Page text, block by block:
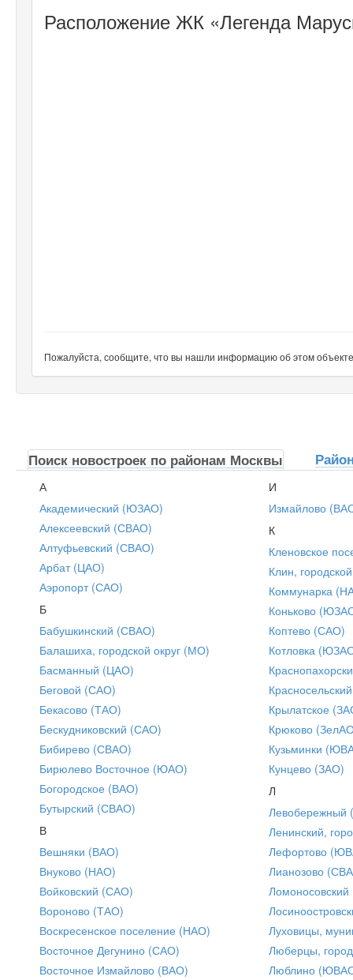
Расположение ЖК «Легенда
Пожалуйста, сообщите, что вы нашли информацию об этом
Поиск новостроек по районам Москвы
А
Академический (ЮЗАО)
Алексеевский (СВАО)
Алтуфьевский (СВАО)
Арбат (ЦАО)
Аэропорт (САО)
Б
Бабушкинский (СВАО)
Балашиха, городской округ (МО)
Басманный (ЦАО)
Беговой (САО)
Бекасово (ТАО)
Бескудниковский (САО)
Бибирево (СВАО)
Бирюлево Восточное (ЮАО)
Богородское (ВАО)
Бутырский (СВАО)
В
Вешняки (ВАО)
Внуково (НАО)
Войковский (САО)
Вороново (ТАО)
Воскресенское поселение (НАО)
Восточное Дегунино (САО)
Восточное Измайлово (ВАО)
И
Измайлово
К
Кленовское
Клин,
Коммунарка
Коньково
Коптево (САО)
Котловка
Крылатское
Крюково
Кузьминки
Кунцево (ЗАО)
Л
Ленинский,
Лефортово
Лианозово
Луховицы,
Люберцы,
Люблино